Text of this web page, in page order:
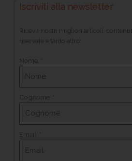
Iscriviti alla newsletter
Ricevi i nostri migliori articoli,
riservate e tanto altro!
Nome
Cognome
Email